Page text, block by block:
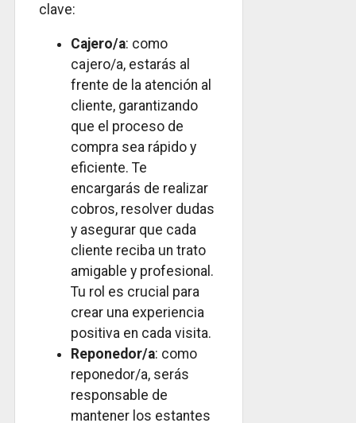
clave:
Cajero/a: como
cajero/a, estarás al
frente de la atención al
cliente, garantizando
que el proceso de
compra sea rápido y
eficiente. Te
encargarás de realizar
cobros, resolver dudas
y asegurar que cada
cliente reciba un trato
amigable y profesional.
Tu rol es crucial para
crear una experiencia
positiva en cada visita.
Reponedor/a: como
reponedor/a, serás
responsable de
mantener los estantes